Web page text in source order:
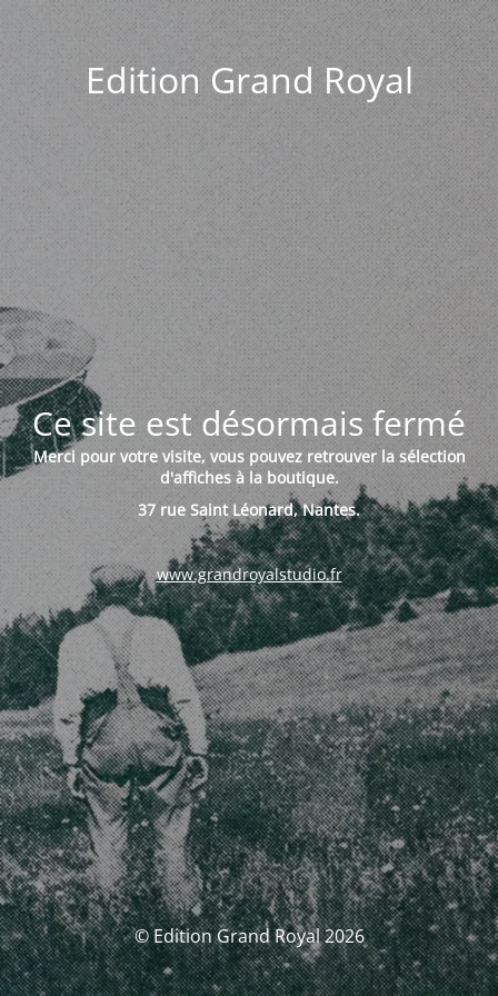
Edition Grand Royal
Ce site est désormais fermé
Merci pour votre visite, vous pouvez retrouver la sélection
d'affiches à la boutique.
37 rue Saint Léonard, Nantes.
www.grandroyalstudio.fr
© Edition Grand Royal 2026